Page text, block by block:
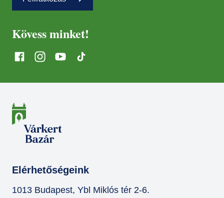
Kövess minket!
Elérhetőségeink
1013 Budapest, Ybl Miklós tér 2-6.